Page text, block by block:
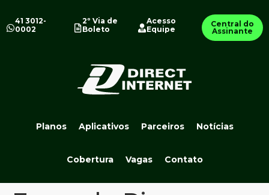
41 3012-
0002
2º Via de
Boleto
Acesso
Equipe
Central do
Assinante
Planos Aplicativos Parceiros Notícias
Cobertura Vagas Contato